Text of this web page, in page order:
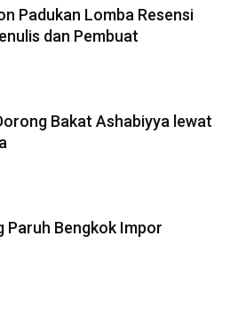
Padukan Lomba Resensi
dan Pembuat
Bakat Ashabiyya lewat
Paruh Bengkok Impor